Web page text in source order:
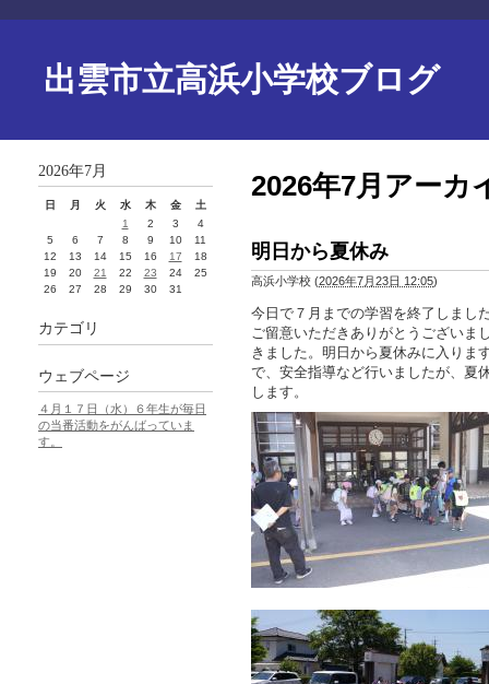
出雲市立高浜小学校ブログ
2026年7月アーカ
明日から夏休み
高浜小学校 (2026年7月23日 12:05)
今日で７月までの学習を終了しまし
ご留意いただきありがとうございま
きました。明日から夏休みに入りま
で、安全指導など行いましたが、夏
します。
2026年7月
日 月 火 水 木 金
土
1
2 3
4
5
6 7 8 9 10
11
12
13 14 15 16 17
18
19
20 21 22 23 24
25
26
27 28 29 30 31
カテゴリ
ウェブページ
４月１７日（水）６年生が毎日
の当番活動をがんばっていま
す。